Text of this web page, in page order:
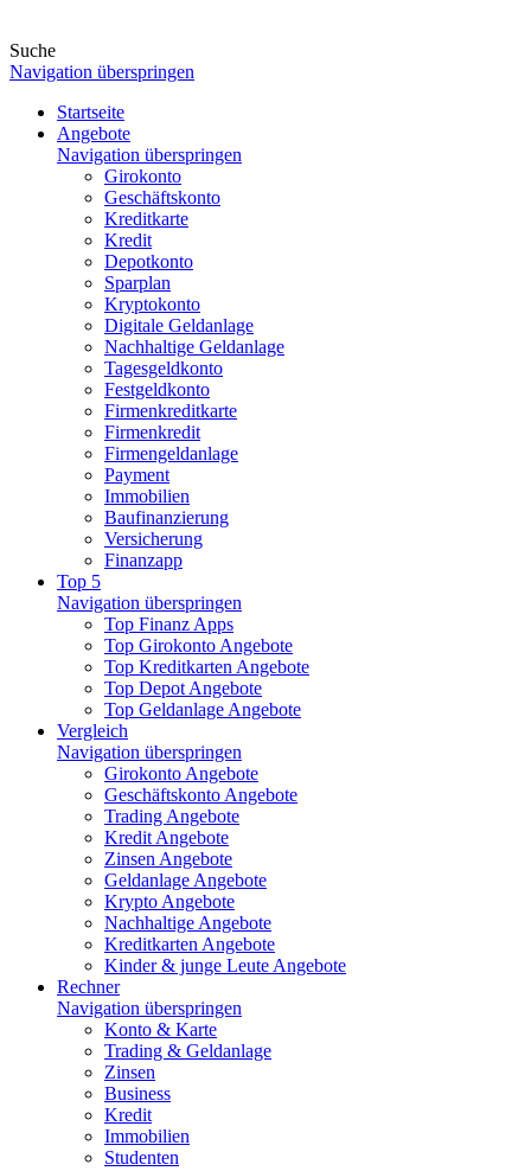
Suche
Navigation überspringen
Startseite
Angebote
Navigation überspringen
Girokonto
Geschäftskonto
Kreditkarte
Kredit
Depotkonto
Sparplan
Kryptokonto
Digitale Geldanlage
Nachhaltige Geldanlage
Tagesgeldkonto
Festgeldkonto
Firmenkreditkarte
Firmenkredit
Firmengeldanlage
Payment
Immobilien
Baufinanzierung
Versicherung
Finanzapp
Top 5
Navigation überspringen
Top Finanz Apps
Top Girokonto Angebote
Top Kreditkarten Angebote
Top Depot Angebote
Top Geldanlage Angebote
Vergleich
Navigation überspringen
Girokonto Angebote
Geschäftskonto Angebote
Trading Angebote
Kredit Angebote
Zinsen Angebote
Geldanlage Angebote
Krypto Angebote
Nachhaltige Angebote
Kreditkarten Angebote
Kinder & junge Leute Angebote
Rechner
Navigation überspringen
Konto & Karte
Trading & Geldanlage
Zinsen
Business
Kredit
Immobilien
Studenten